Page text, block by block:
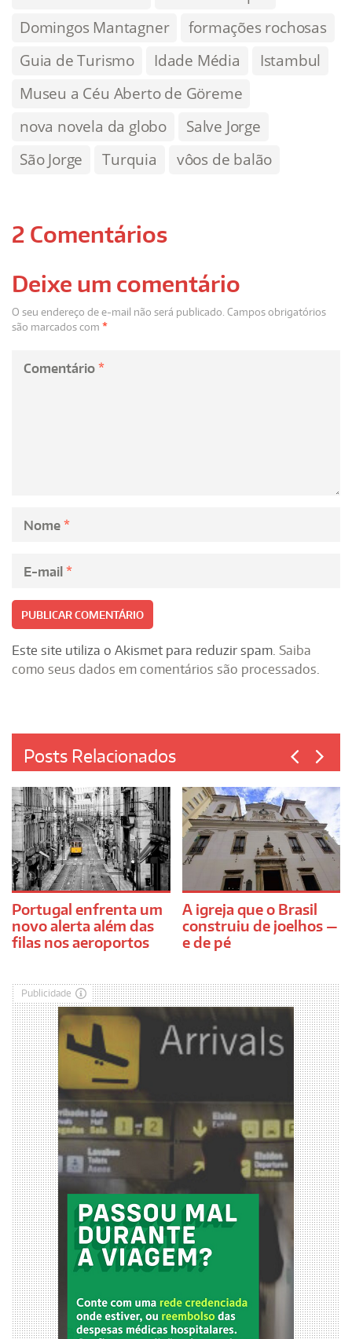
Domingos Mantagner
formações rochosas
Guia de Turismo
Idade Média
Istambul
Museu a Céu Aberto de Göreme
nova novela da globo
Salve Jorge
São Jorge
Turquia vôos de balão
2 Comentários
Deixe um comentário
O seu endereço de e-mail não será publicado. Campos obrigatórios
são marcados com *
Comentário *
Nome *
E-mail *
Este site utiliza o Akismet para reduzir spam. Saiba
como seus dados em comentários são processados.
Posts Relacionados
Portugal enfrenta um
novo alerta além das
filas nos aeroportos
A igreja que o Brasil
construiu de joelhos —
e de pé
Publicidade